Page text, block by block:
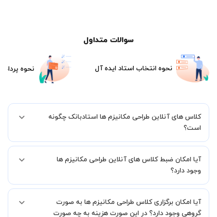
سوالات متداول
نحوه انتخاب استاد ایده آل نحوه
کلاس های آنلاین طراحی مکانیزم ها استادبانک چگونه
است؟
شما میدهیم که استاد شما پیش از جلسه تمامی موارد لازم برای برگزاری
یک کلاس آنلاین با کیفیت و مفید را به شما توضیح خواهند داد.
آیا امکان ضبط کلاس های آنلاین طراحی مکانیزم ها
وجود دارد؟
کنید.
آیا امکان برگزاری کلاس طراحی مکانیزم ها به صورت
گروهی وجود دارد؟ در این صورت هزینه به چه صورت